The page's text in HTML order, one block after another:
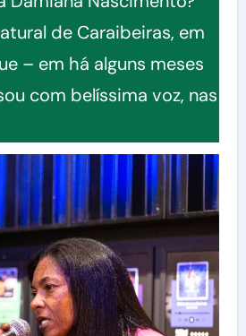
de Caraibeiras, em
– em há alguns meses
com belíssima voz, nas